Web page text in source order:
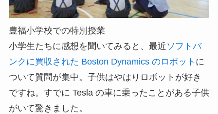
豊福小学校での特別授業
小学生たちに感想を聞いてみると、最近ソフトバ
ンクに買収された Boston Dynamics のロボット に
ついて質問が集中。子供はやはりロボットが好き
ですね。すでに Tesla の車に乗ったことがある子供
がいて驚きました。